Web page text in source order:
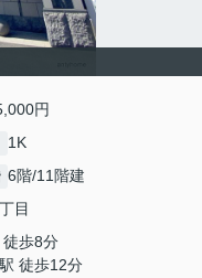
円
1K
6階/11階建
目
徒歩8分
徒歩12分